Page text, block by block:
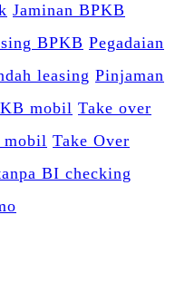
Jaminan BPKB
BPKB Pegadaian
leasing Pinjaman
mobil Take over
mobil Take Over
BI checking